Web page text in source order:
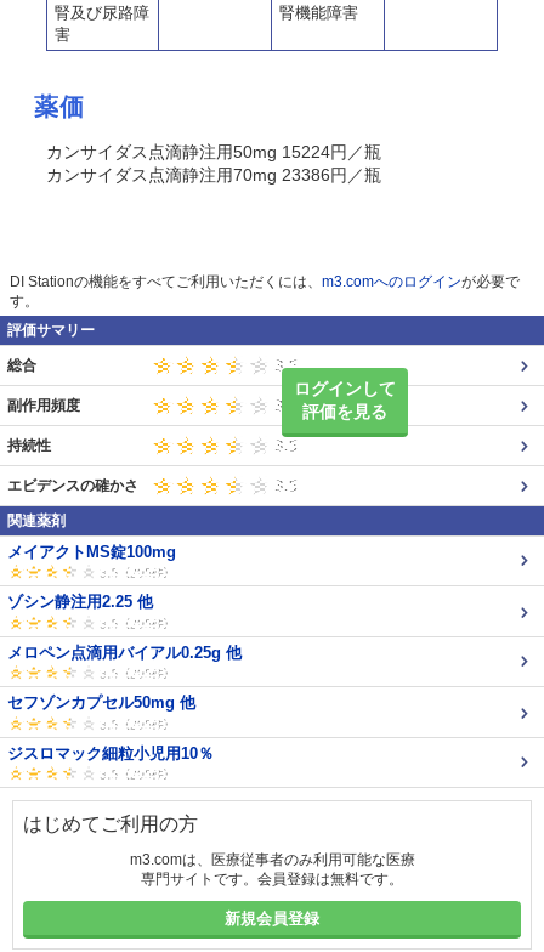
腎及び尿路障
害
腎機能障害
薬価
カンサイダス点滴静注用50mg 15224円／瓶
カンサイダス点滴静注用70mg 23386円／瓶
DI Stationの機能をすべてご利用いただくには、 m3.comへのログインが必要で
す。
評価サマリー
ログインして
評価を見る
総合
副作用頻度
持続性
エビデンスの確かさ
関連薬剤
メイアクトMS錠100mg
ゾシン静注用2.25 他
メロペン点滴用バイアル0.25g 他
セフゾンカプセル50mg 他
ジスロマック細粒小児用10％
はじめてご利用の方
m3.comは、医療従事者のみ利用可能な医療
専門サイトです。会員登録は無料です。
新規会員登録